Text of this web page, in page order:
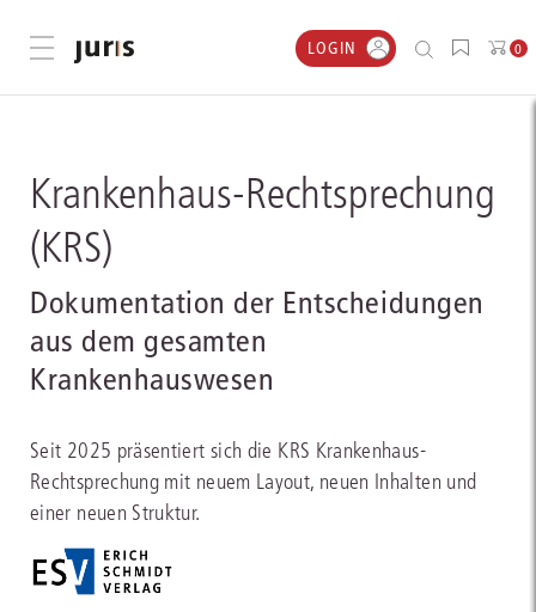
Menü öffnen LOGIN 0
Krankenhaus-Rechtsprechung
(KRS)
Dokumentation der Entscheidungen
aus dem gesamten
Krankenhauswesen
Seit 2025 präsentiert sich die KRS Krankenhaus-
Rechtsprechung mit neuem Layout, neuen Inhalten und
einer neuen Struktur.